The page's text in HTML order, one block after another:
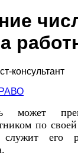
консультант
может
по
его